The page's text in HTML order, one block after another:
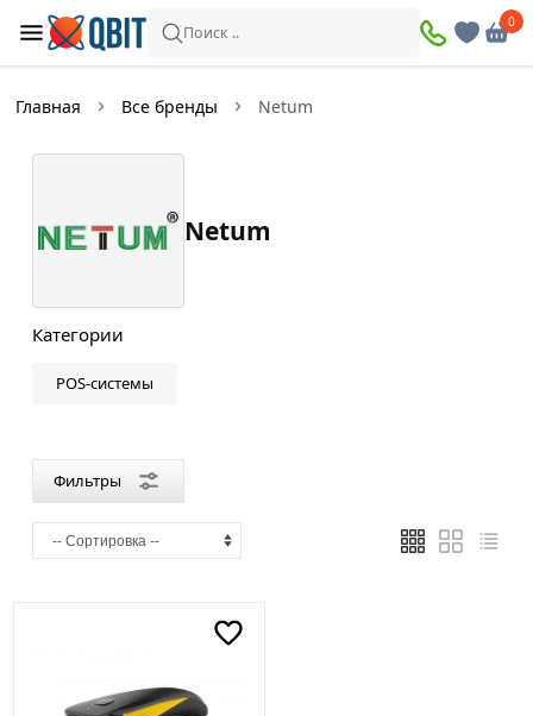
Поиск ..
0
Главная Все бренды Netum
Netum
Категории
POS-системы
Фильтры
Фильтры
—
Китай